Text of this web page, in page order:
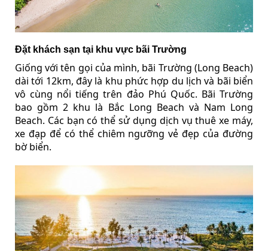
Đặt khách sạn tại khu vực bãi Trường
Giống với tên gọi của mình, bãi Trường (Long Beach)
dài tới 12km, đây là khu phức hợp du lịch và bãi biển
vô cùng nổi tiếng trên đảo Phú Quốc. Bãi Trường
bao gồm 2 khu là Bắc Long Beach và Nam Long
Beach. Các bạn có thể sử dụng dịch vụ thuê xe máy,
xe đạp để có thể chiêm ngưỡng vẻ đẹp của đường
bờ biển.